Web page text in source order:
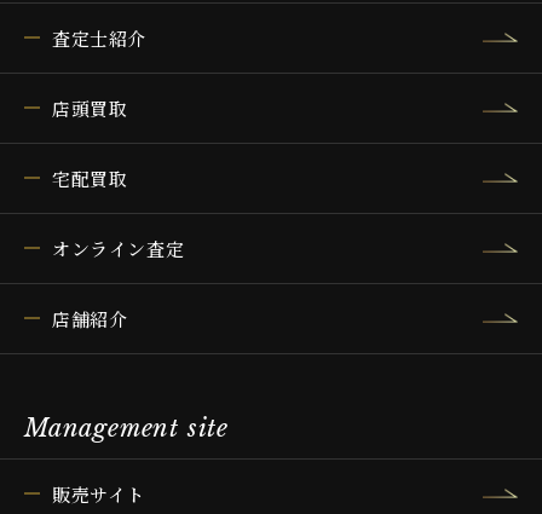
査定士紹介
店頭買取
宅配買取
オンライン査定
店舗紹介
Management site
販売サイト